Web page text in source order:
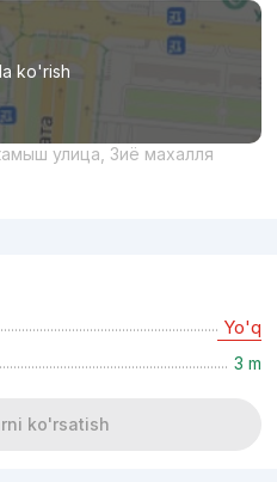
ko'rish
улица, Зиё махалля
Yo'q
3 m
ko'rsatish